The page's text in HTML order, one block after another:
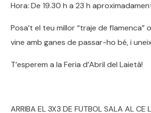
Hora: De 19.30 h a 23 h
Posa’t el teu millor “traje de flamenca”
vine amb ganes de passar-ho bé, i
T’esperem a la Feria d’Abril del Laietà!
ARRIBA EL 3X3 DE FUTBOL SALA AL CE